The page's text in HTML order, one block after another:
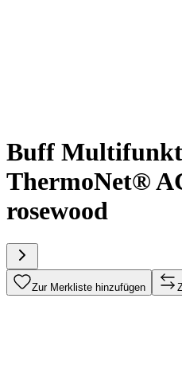
Buff
ThermoNet®
rosewood
Zur Merkliste hinzufügen